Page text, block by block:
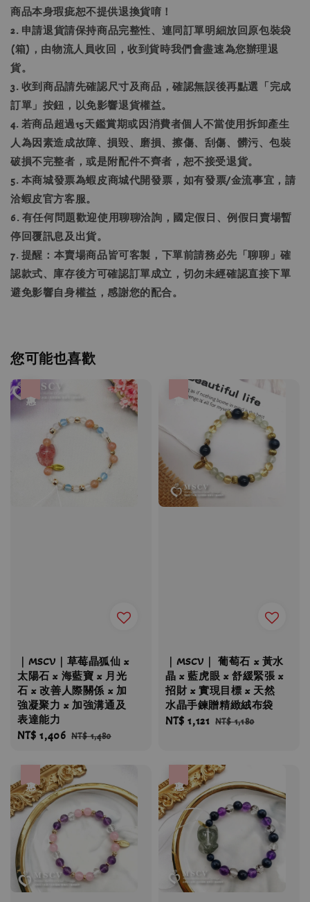
商品本身瑕疵恕不提供退換貨唷！
2. 申請退貨請保持商品完整性、連同訂單明細放回原包裝袋
(箱)，由物流人員收回，收到貨時我們會盡速為您辦理退
貨。
3. 收到商品請先確認尺寸及商品，確認無誤後再點選「完成
訂單」按鈕，以免影響退貨權益。
4. 若商品超過15天鑑賞期或因消費者個人不當使用拆卸產生
人為因素造成故障、損毀、磨損、擦傷、刮傷、髒污、包裝
破損不完整者，或是附配件不齊者，恕不接受退貨。
5. 本商城發票為蝦皮商城代開發票，如有發票/金流事宜，請
洽蝦皮官方客服。
6. 有任何問題歡迎使用聊聊洽詢，國定假日、例假日賣場暫
停回覆訊息及出貨。
7. 提醒：本賣場商品皆可客製，下單前請務必先「聊聊」確
認款式、庫存後方可確認訂單成立，切勿未經確認直接下單
避免影響自身權益，感謝您的配合。
您可能也喜歡
｜MSCV｜草莓晶狐仙 x
太陽石 x 海藍寶 x 月光
石 x 改善人際關係 x 加
強凝聚力 x 加強溝通及
表達能力
Sale
NT$ 1,406 Regular
NT$ 1,480
｜MSCV｜ 葡萄石 x 黃水
晶 x 藍虎眼 x 舒緩緊張 x
招財 x 實現目標 x 天然
水晶手鍊贈精緻絨布袋
Sale
NT$ 1,121 Regular
NT$ 1,180